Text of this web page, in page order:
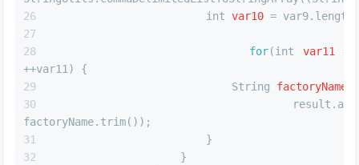
int var10 = var9.length;
for(int var11 =
++var11) {
String
factoryName
factoryName.trim());
                        }
                    }